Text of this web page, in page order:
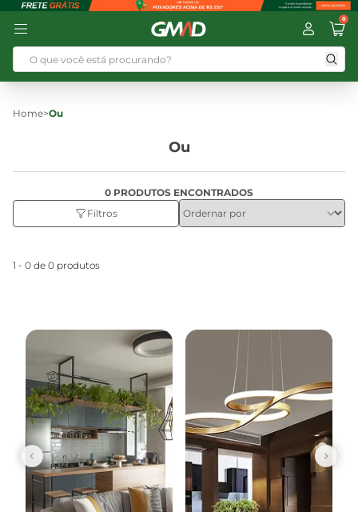
0
Home>Ou
Ou
0 PRODUTOS ENCONTRADOS
Filtros
1 - 0 de 0 produtos